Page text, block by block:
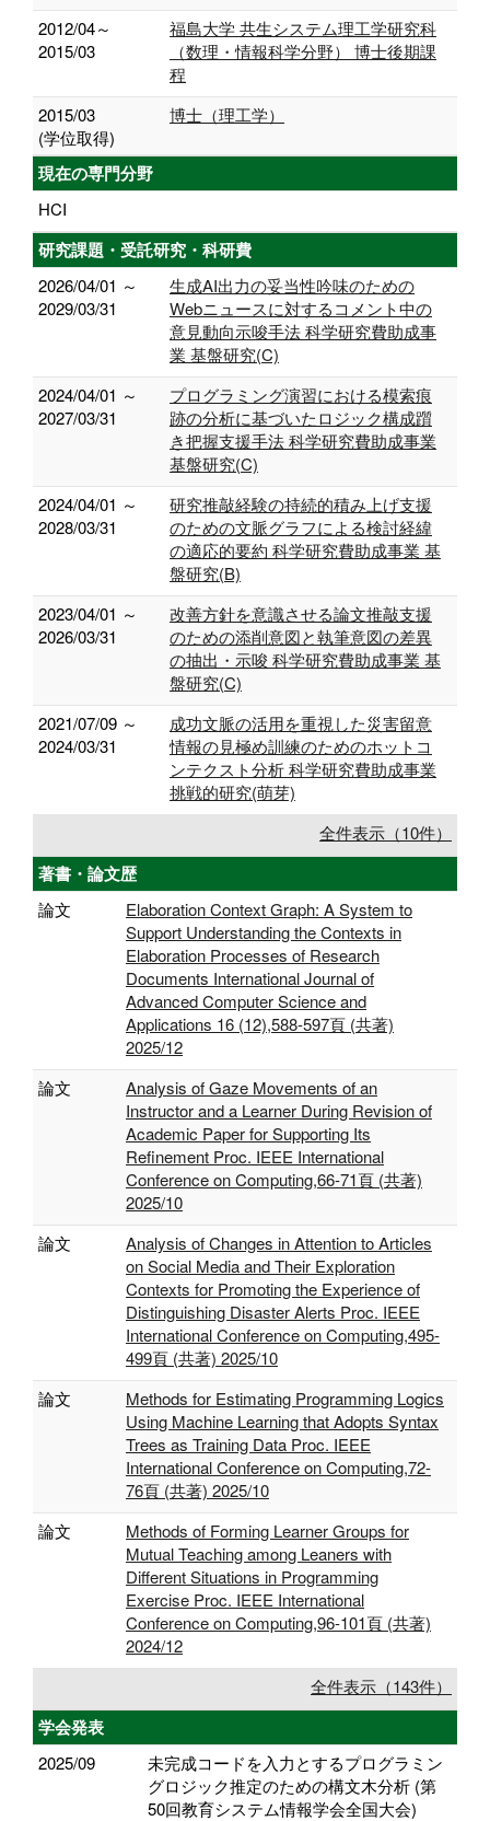
2012/04～
2015/03
福島大学 共生システム理工学研究科
（数理・情報科学分野） 博士後期課
程
2015/03
(学位取得)
博士（理工学）
現在の専門分野
HCI
研究課題・受託研究・科研費
2026/04/01 ～
2029/03/31
生成AI出力の妥当性吟味のための
Webニュースに対するコメント中の
意見動向示唆手法 科学研究費助成事
業 基盤研究(C)
2024/04/01 ～
2027/03/31
プログラミング演習における模索痕
跡の分析に基づいたロジック構成躓
き把握支援手法 科学研究費助成事業
基盤研究(C)
2024/04/01 ～
2028/03/31
研究推敲経験の持続的積み上げ支援
のための文脈グラフによる検討経緯
の適応的要約 科学研究費助成事業 基
盤研究(B)
2023/04/01 ～
2026/03/31
改善方針を意識させる論文推敲支援
のための添削意図と執筆意図の差異
の抽出・示唆 科学研究費助成事業 基
盤研究(C)
2021/07/09 ～
2024/03/31
成功文脈の活用を重視した災害留意
情報の見極め訓練のためのホットコ
ンテクスト分析 科学研究費助成事業
挑戦的研究(萌芽)
全件表示（10件）
著書・論文歴
論文
Elaboration Context Graph: A System to
Support Understanding the Contexts in
Elaboration Processes of Research
Documents International Journal of
Advanced Computer Science and
Applications 16 (12),588-597頁 (共著)
2025/12
論文
Analysis of Gaze Movements of an
Instructor and a Learner During Revision of
Academic Paper for Supporting Its
Refinement Proc. IEEE International
Conference on Computing,66-71頁 (共著)
2025/10
論文
Analysis of Changes in Attention to Articles
on Social Media and Their Exploration
Contexts for Promoting the Experience of
Distinguishing Disaster Alerts Proc. IEEE
International Conference on Computing,495-
499頁 (共著) 2025/10
論文
Methods for Estimating Programming Logics
Using Machine Learning that Adopts Syntax
Trees as Training Data Proc. IEEE
International Conference on Computing,72-
76頁 (共著) 2025/10
論文
Methods of Forming Learner Groups for
Mutual Teaching among Leaners with
Different Situations in Programming
Exercise Proc. IEEE International
Conference on Computing,96-101頁 (共著)
2024/12
全件表示（143件）
学会発表
2025/09
未完成コードを入力とするプログラミン
グロジック推定のための構文木分析 (第
50回教育システム情報学会全国大会)